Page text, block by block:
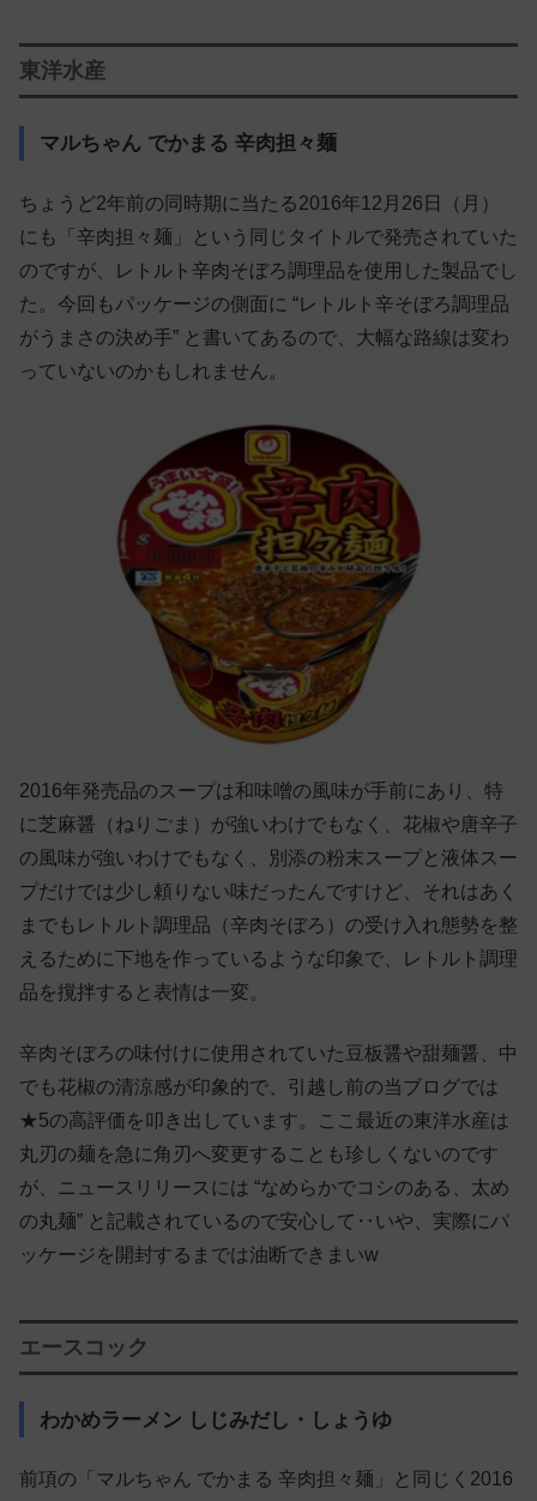
東洋水産
マルちゃん でかまる 辛肉担々麺
ちょうど2年前の同時期に当たる2016年12月26日（月）
にも「辛肉担々麺」という同じタイトルで発売されていた
のですが、レトルト辛肉そぼろ調理品を使用した製品でし
た。今回もパッケージの側面に “レトルト辛そぼろ調理品
がうまさの決め手” と書いてあるので、大幅な路線は変わ
っていないのかもしれません。
2016年発売品のスープは和味噌の風味が手前にあり、特
に芝麻醤（ねりごま）が強いわけでもなく、花椒や唐辛子
の風味が強いわけでもなく、別添の粉末スープと液体スー
プだけでは少し頼りない味だったんですけど、それはあく
までもレトルト調理品（辛肉そぼろ）の受け入れ態勢を整
えるために下地を作っているような印象で、レトルト調理
品を撹拌すると表情は一変。
辛肉そぼろの味付けに使用されていた豆板醤や甜麺醤、中
でも花椒の清涼感が印象的で、引越し前の当ブログでは
★5の高評価を叩き出しています。ここ最近の東洋水産は
丸刃の麺を急に角刃へ変更することも珍しくないのです
が、ニュースリリースには “なめらかでコシのある、太め
の丸麺” と記載されているので安心して‥いや、実際にパ
ッケージを開封するまでは油断できまいw
エースコック
わかめラーメン しじみだし・しょうゆ
前項の「マルちゃん でかまる 辛肉担々麺」と同じく2016